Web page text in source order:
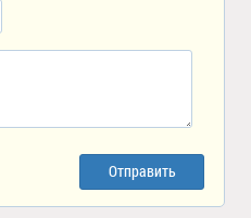
Отправить